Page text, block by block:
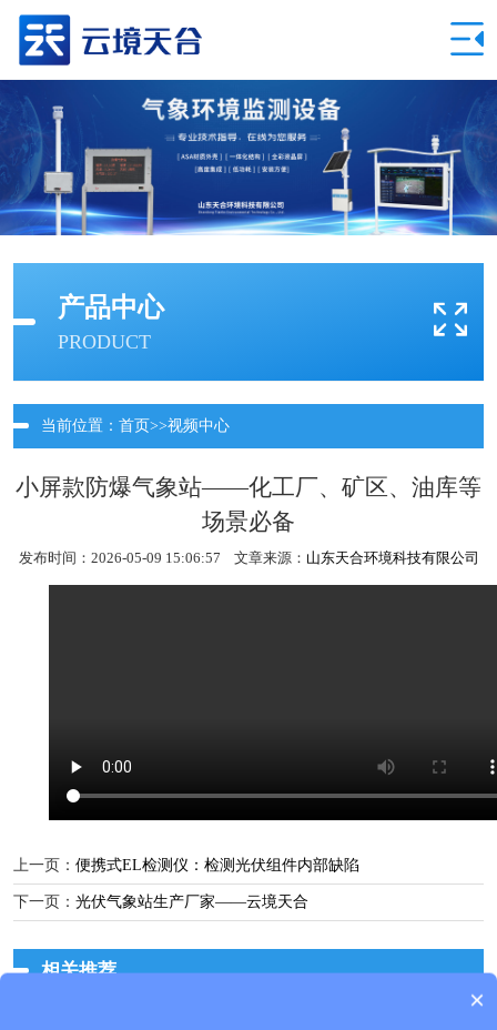
产品中心
PRODUCT
当前位置： 首页>>视频中心
小屏款防爆气象站——化工厂、矿区、油库等
场景必备
发布时间：2026-05-09 15:06:57 文章来源： 山东天合环境科技有限公司
上一页： 便携式EL检测仪：检测光伏组件内部缺陷
下一页： 光伏气象站生产厂家——云境天合
相关推荐
产品包含安装吗？
×